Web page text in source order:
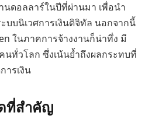
ดอลลาร์ในปีที่ผ่านมา เพื่อนำ
บนิเวศการเงินดิจิทัล นอกจากนี้
ในภาคการจ้างงานก็น่าทึ่ง มี
นทั่วโลก ซึ่งเน้นย้ำถึงผลกระทบที่
ารเงิน
ที่สำคัญ